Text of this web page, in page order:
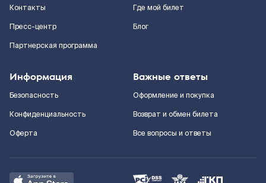
Контакты
Пресс-центр
Партнерская программа
Где мой билет
Блог
Информация
Безопасность
Конфиденциальность
Оферта
Важные ответы
Оформление и покупка
Возврат и обмен билета
Все вопросы и ответы